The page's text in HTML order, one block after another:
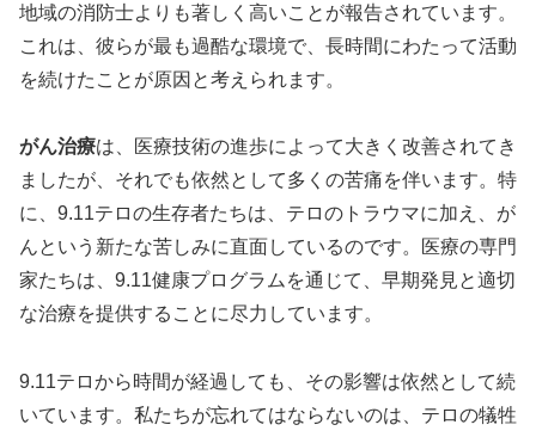
地域の消防士よりも著しく高いことが報告されています。
これは、彼らが最も過酷な環境で、長時間にわたって活動
を続けたことが原因と考えられます。
がん治療は、医療技術の進歩によって大きく改善されてき
ましたが、それでも依然として多くの苦痛を伴います。特
に、9.11テロの生存者たちは、テロのトラウマに加え、が
んという新たな苦しみに直面しているのです。医療の専門
家たちは、9.11健康プログラムを通じて、早期発見と適切
な治療を提供することに尽力しています。
9.11テロから時間が経過しても、その影響は依然として続
いています。私たちが忘れてはならないのは、テロの犠牲